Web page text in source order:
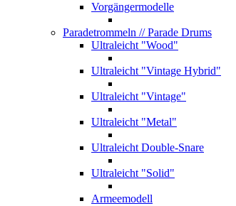
Vorgängermodelle
Paradetrommeln // Parade Drums
Ultraleicht "Wood"
Ultraleicht "Vintage Hybrid"
Ultraleicht "Vintage"
Ultraleicht "Metal"
Ultraleicht Double-Snare
Ultraleicht "Solid"
Armeemodell